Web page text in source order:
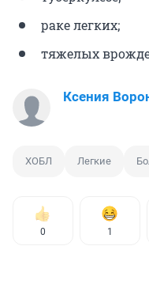
раке легких;
тяжелых
Ксения
ХОБЛ Легкие
0 1